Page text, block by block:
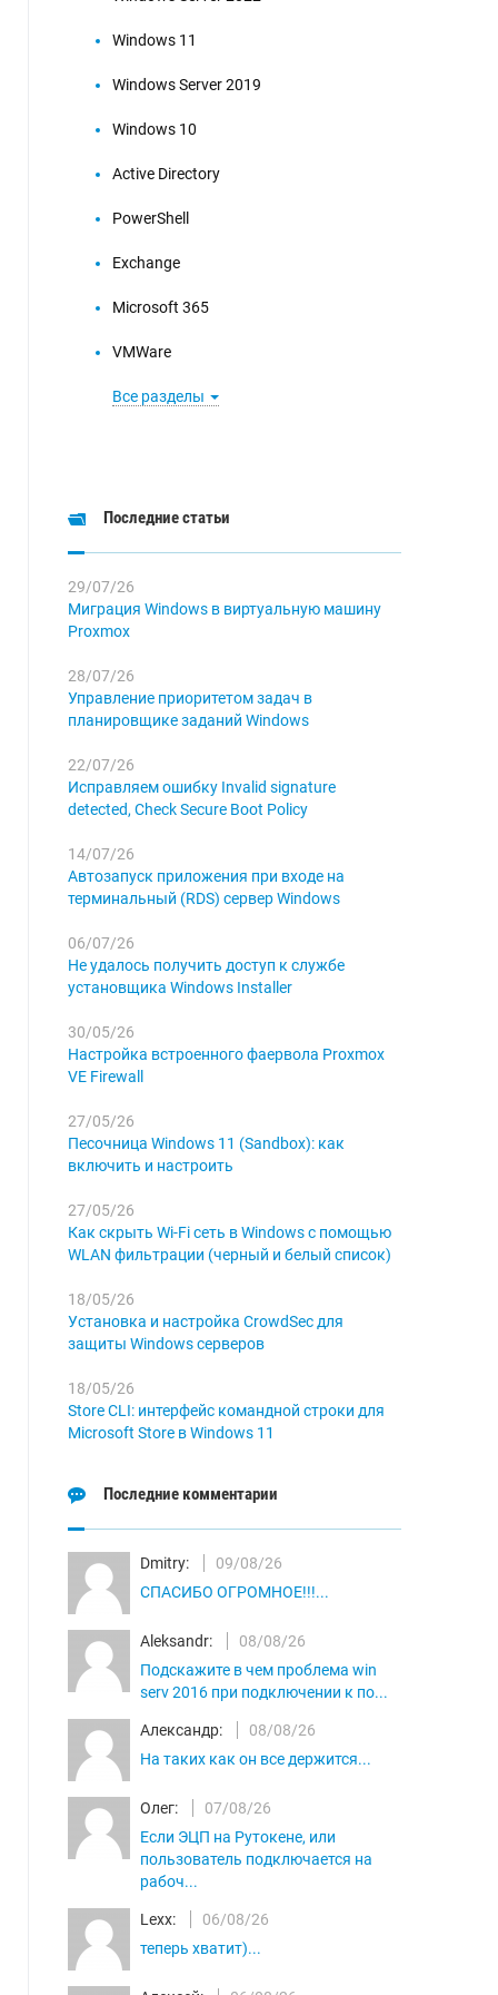
Windows 11
Windows Server 2019
Windows 10
Active Directory
PowerShell
Exchange
Microsoft 365
VMWare
Все разделы
Последние статьи
29/07/26
Миграция Windows в виртуальную машину
Proxmox
28/07/26
Управление приоритетом задач в
планировщике заданий Windows
22/07/26
Исправляем ошибку Invalid signature
detected, Check Secure Boot Policy
14/07/26
Автозапуск приложения при входе на
терминальный (RDS) сервер Windows
06/07/26
Не удалось получить доступ к службе
установщика Windows Installer
30/05/26
Настройка встроенного фаервола Proxmox
VE Firewall
27/05/26
Песочница Windows 11 (Sandbox): как
включить и настроить
27/05/26
Как скрыть Wi-Fi сеть в Windows с помощью
WLAN фильтрации (черный и белый список)
18/05/26
Установка и настройка CrowdSec для
защиты Windows серверов
18/05/26
Store CLI: интерфейс командной строки для
Microsoft Store в Windows 11
Последние комментарии
Dmitry:
09/08/26
СПАСИБО ОГРОМНОЕ!!!...
Aleksandr:
08/08/26
Подскажите в чем проблема win
serv 2016 при подключении к по...
Александр:
08/08/26
На таких как он все держится...
Олег:
07/08/26
Если ЭЦП на Рутокене, или
пользователь подключается на
рабоч...
Lexx:
06/08/26
теперь хватит)...